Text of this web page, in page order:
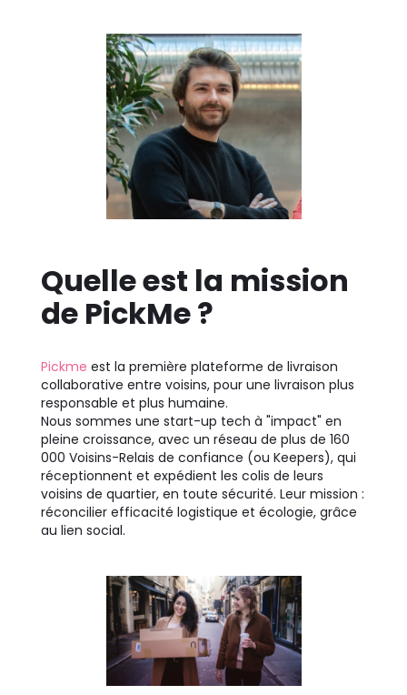
Quelle est la mission
de PickMe ?
Pickme est la première plateforme de livraison
collaborative entre voisins, pour une livraison plus
responsable et plus humaine.
Nous sommes une start-up tech à "impact" en
pleine croissance, avec un réseau de plus de 160
000 Voisins-Relais de confiance (ou Keepers), qui
réceptionnent et expédient les colis de leurs
voisins de quartier, en toute sécurité. Leur mission :
réconcilier efficacité logistique et écologie, grâce
au lien social.